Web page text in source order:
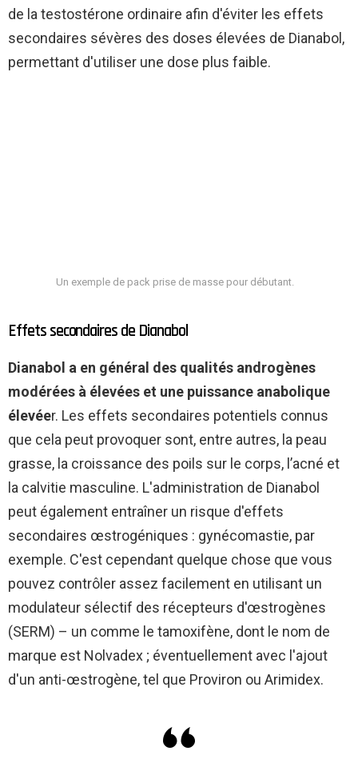
de la testostérone ordinaire afin d'éviter les effets
secondaires sévères des doses élevées de Dianabol,
permettant d'utiliser une dose plus faible.
Un exemple de pack prise de masse pour débutant.
Effets secondaires de Dianabol
Dianabol a en général des qualités androgènes
modérées à élevées et une puissance anabolique
élevéer. Les effets secondaires potentiels connus
que cela peut provoquer sont, entre autres, la peau
grasse, la croissance des poils sur le corps, l’acné et
la calvitie masculine. L'administration de Dianabol
peut également entraîner un risque d'effets
secondaires œstrogéniques : gynécomastie, par
exemple. C'est cependant quelque chose que vous
pouvez contrôler assez facilement en utilisant un
modulateur sélectif des récepteurs d'œstrogènes
(SERM) – un comme le tamoxifène, dont le nom de
marque est Nolvadex ; éventuellement avec l'ajout
d'un anti-œstrogène, tel que Proviron ou Arimidex.